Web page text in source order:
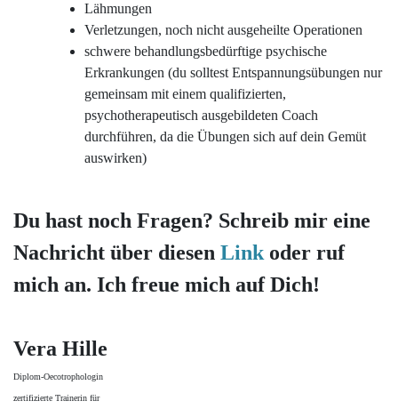
Lähmungen
Verletzungen, noch nicht ausgeheilte Operationen
schwere behandlungsbedürftige psychische
Erkrankungen (du solltest Entspannungsübungen nur
gemeinsam mit einem qualifizierten,
psychotherapeutisch ausgebildeten Coach
durchführen, da die Übungen sich auf dein Gemüt
auswirken)
Du hast noch Fragen? Schreib mir eine
Nachricht über diesen Link oder ruf
mich an. Ich freue mich auf Dich!
Vera Hille
Diplom-Oecotrophologin
zertifizierte Trainerin für